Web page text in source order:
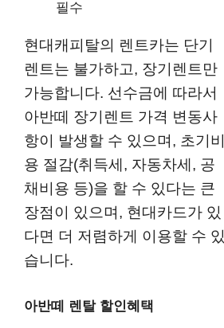
필수
현대캐피탈의 렌트카는 단기
렌트는 불가하고, 장기렌트만
가능합니다. 선수금에 따라서
아반떼 장기렌트 가격 변동사
항이 발생할 수 있으며, 초기비
용 절감(취득세, 자동차세, 공
채비용 등)을 할 수 있다는 큰
장점이 있으며, 현대카드가 있
다면 더 저렴하게 이용할 수 있
습니다.
아반떼 렌탈 할인혜택